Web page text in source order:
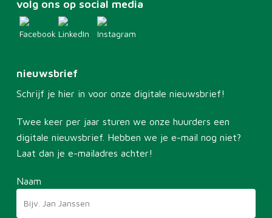
volg ons op social media
nieuwsbrief
Schrijf je hier in voor onze digitale nieuwsbrief!
Twee keer per jaar sturen we onze huurders een
digitale nieuwsbrief. Hebben we je e-mail nog niet?
Laat dan je e-mailadres achter!
Naam